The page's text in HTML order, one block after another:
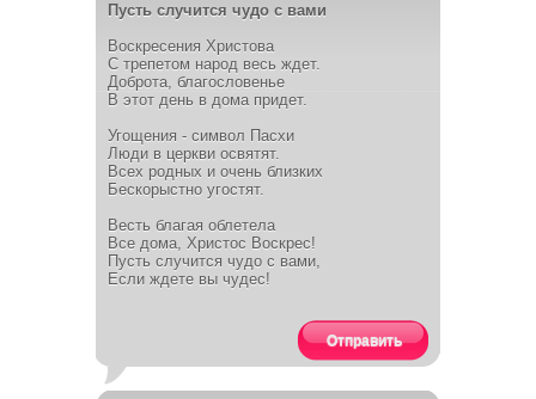
Пусть случится чудо с вами
Воскресения Христова
С трепетом народ весь ждет.
Доброта, благословенье
В этот день в дома придет.
Угощения - символ Пасхи
Люди в церкви освятят.
Всех родных и очень близких
Бескорыстно угостят.
Весть благая облетела
Все дома, Христос Воскрес!
Пусть случится чудо с вами,
Если ждете вы чудес!
Отправить